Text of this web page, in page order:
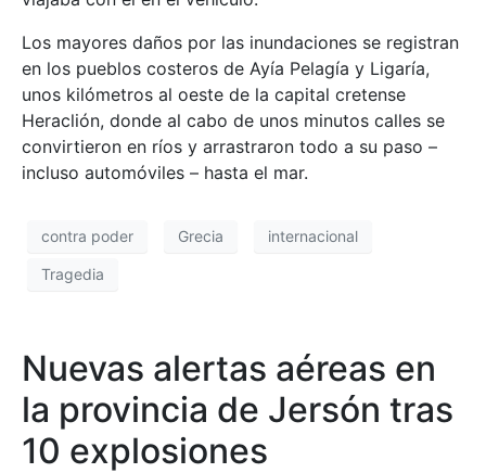
Los mayores daños por las inundaciones se registran
en los pueblos costeros de Ayía Pelagía y Ligaría,
unos kilómetros al oeste de la capital cretense
Heraclión, donde al cabo de unos minutos calles se
convirtieron en ríos y arrastraron todo a su paso –
incluso automóviles – hasta el mar.
contra poder Grecia internacional
Tragedia
Nuevas alertas aéreas en
la provincia de Jersón tras
10 explosiones